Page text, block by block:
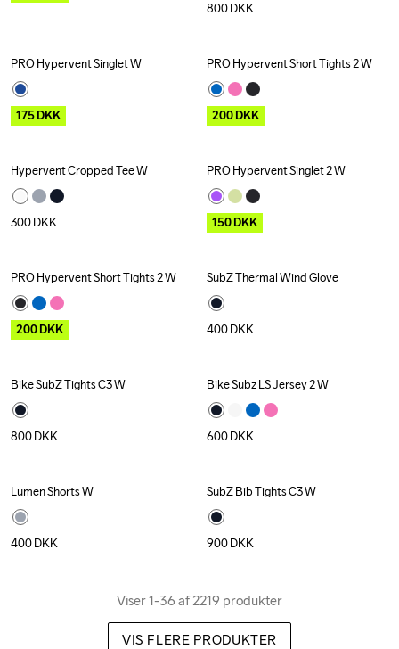
800DKK
Outlet
PRO Hypervent Singlet W
175DKK
Outlet
PRO Hypervent Short Tights 2 W
200DKK
Hypervent Cropped Tee W
300DKK
Outlet
PRO Hypervent Singlet 2 W
150DKK
Outlet
PRO Hypervent Short Tights 2 W
200DKK
New
SubZ Thermal Wind Glove
400DKK
New
Bike SubZ Tights C3 W
800DKK
New
Bike Subz LS Jersey 2 W
600DKK
New
Lumen Shorts W
400DKK
New
SubZ Bib Tights C3 W
900DKK
Viser 1-36 af 2219 produkter
VIS FLERE PRODUKTER